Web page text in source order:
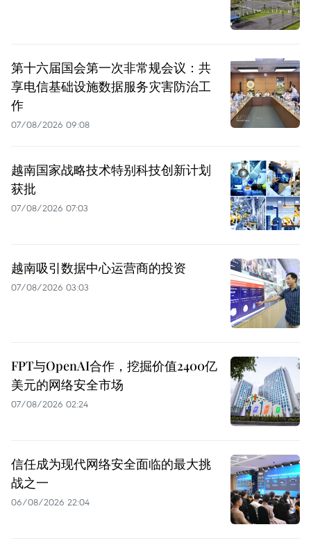
第十六届国会第一次非常规会议：共
享电信基础设施数据服务灾害防治工
作
07/08/2026 09:08
越南国家战略技术特别科技创新计划
获批
07/08/2026 07:03
越南吸引数据中心运营商的投资
07/08/2026 03:03
FPT与OpenAI合作，挖掘价值2400亿
美元的网络安全市场
07/08/2026 02:24
信任成为现代网络安全面临的最大挑
战之一
06/08/2026 22:04